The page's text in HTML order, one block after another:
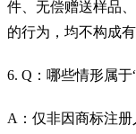
件、无偿赠送样品
的行为，均不构成
6. Q：哪些情形属
A：仅非因商标注